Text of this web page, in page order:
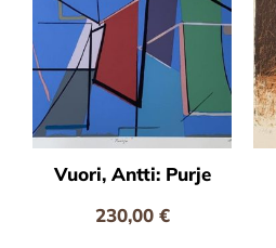
Vuori, Antti: Purje
230,00 €